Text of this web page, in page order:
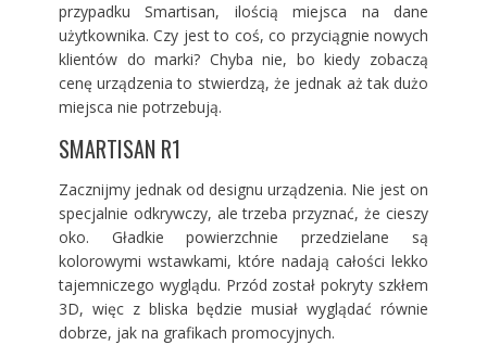
przypadku Smartisan, ilością miejsca na dane
użytkownika. Czy jest to coś, co przyciągnie nowych
klientów do marki? Chyba nie, bo kiedy zobaczą
cenę urządzenia to stwierdzą, że jednak aż tak dużo
miejsca nie potrzebują.
SMARTISAN R1
Zacznijmy jednak od designu urządzenia. Nie jest on
specjalnie odkrywczy, ale trzeba przyznać, że cieszy
oko. Gładkie powierzchnie przedzielane są
kolorowymi wstawkami, które nadają całości lekko
tajemniczego wyglądu. Przód został pokryty szkłem
3D, więc z bliska będzie musiał wyglądać równie
dobrze, jak na grafikach promocyjnych.